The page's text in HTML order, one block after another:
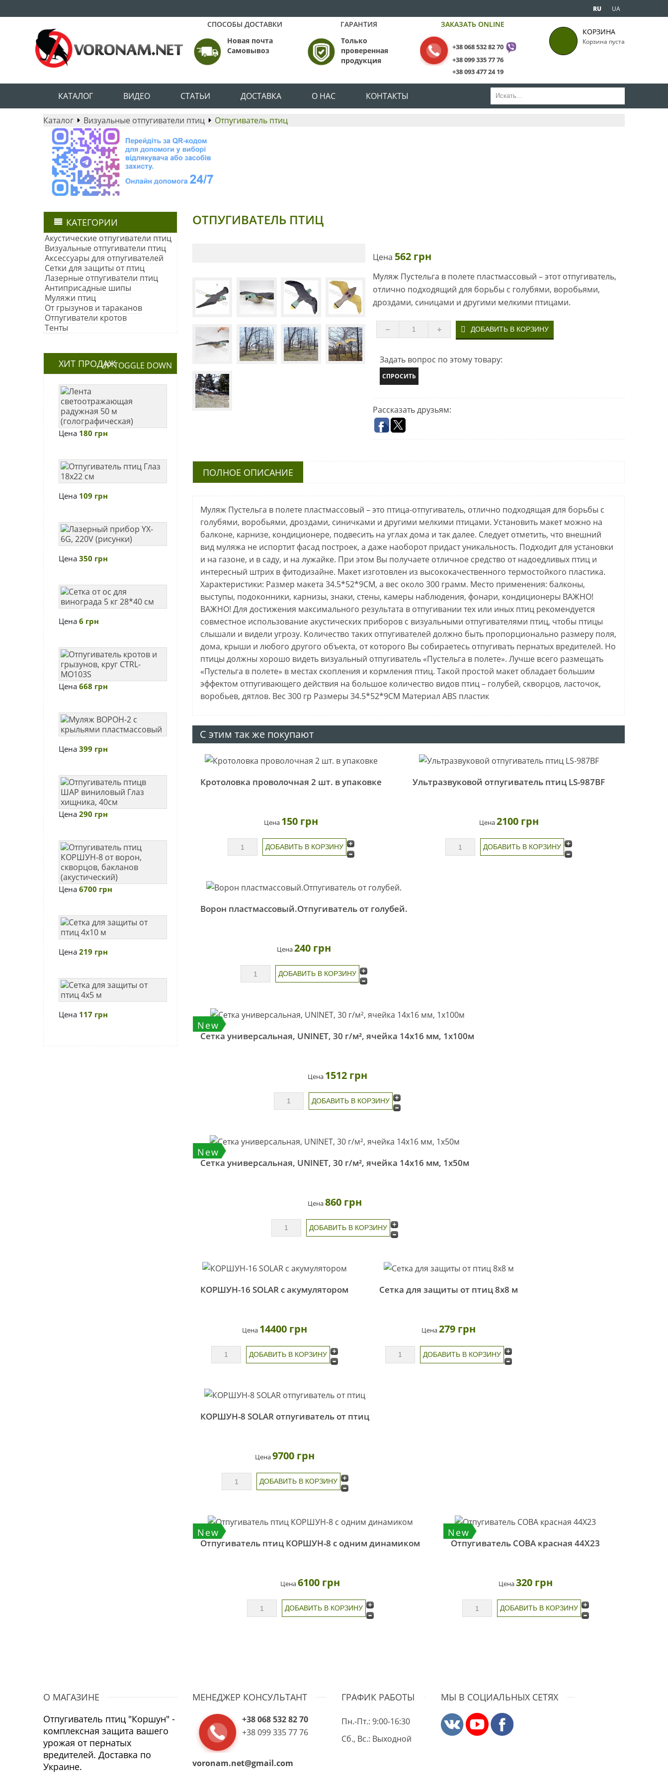
RU UA
СПОСОБЫ ДОСТАВКИ
Новая почта
Самовывоз
ГАРАНТИЯ
Только
проверенная
продукция
ЗАКАЗАТЬ ONLINE
+38 068 532 82 70
+38 099 335 77 76
+38 093 477 24 19
КОРЗИНА
Корзина пуста
КАТАЛОГ ВИДЕО СТАТЬИ ДОСТАВКА О НАС КОНТАКТЫ
Каталог Визуальные отпугиватели птиц Отпугиватель птиц
КАТЕГОРИИ
Акустические отпугиватели птиц
Визуальные отпугиватели птиц
Аксессуары для отпугивателей
Сетки для защиты от птиц
Лазерные отпугиватели птиц
Антиприсадные шипы
Муляжи птиц
От грызунов и тараканов
Отпугиватели кротов
Тенты
ХИТ ПРОДАЖ
UPTOGGLE DOWN
светоотражающая
Цена 180 грн
Цена 109 грн
(рисунки)
Цена 350 грн
винограда
Цена 6 грн
Отпугиватель
грызунов,
MO103S
Цена 668 грн
ВОРОН-2
крыльями
пластмассовый
Цена 399 грн
Отпугиватель
Цена 290 грн
скворцов,
Цена 6700 грн
Цена 219 грн
Цена 117 грн
ОТПУГИВАТЕЛЬ ПТИЦ
Цена 562 грн
Муляж Пустельга в полете пластмассовый – этот отпугиватель,
отлично подходящий для борьбы с голубями, воробьями,
дроздами, синицами и другими мелкими птицами.
Задать вопрос по этому товару:
СПРОСИТЬ
Рассказать друзьям:
ПОЛНОЕ ОПИСАНИЕ
Муляж Пустельга в полете пластмассовый – это птица-отпугиватель, отлично подходящая для борьбы с
голубями, воробьями, дроздами, синичками и другими мелкими птицами. Установить макет можно на
балконе, карнизе, кондиционере, подвесить на углах дома и так далее. Следует отметить, что внешний
вид муляжа не испортит фасад построек, а даже наоборот придаст уникальность. Подходит для установки
и на газоне, и в саду, и на лужайке. При этом Вы получаете отличное средство от надоедливых птиц и
интересный штрих в фитодизайне. Макет изготовлен из высококачественного термостойкого пластика.
Характеристики: Размер макета 34.5*52*9CM, а вес около 300 грамм. Место применения: балконы,
выступы, подоконники, карнизы, знаки, стены, камеры наблюдения, фонари, кондиционеры ВАЖНО!
ВАЖНО! Для достижения максимального результата в отпугивании тех или иных птиц рекомендуется
совместное использование акустических приборов с визуальными отпугивателями птиц, чтобы птицы
слышали и видели угрозу. Количество таких отпугивателей должно быть пропорционально размеру поля,
дома, крыши и любого другого объекта, от которого Вы собираетесь отпугивать пернатых вредителей. Но
птицы должны хорошо видеть визуальный отпугиватель «Пустельга в полете». Лучше всего размещать
«Пустельга в полете» в местах скопления и кормления птиц. Такой простой макет обладает большим
эффектом отпугивающего действия на большое количество видов птиц – голубей, скворцов, ласточок,
воробьев, дятлов. Вес 300 гр Размеры 34.5*52*9CM Материал ABS пластик
С этим так же покупают
Кротоловка проволочная 2 шт. в упаковке
Цена 150 грн
Ультразвуковой отпугиватель птиц LS-987BF
Цена2100 грн
Ворон пластмассовый.Отпугиватель от голубей.
Цена240 грн
New
Сетка универсальная, UNINET, 30 г/м², ячейка 14х16 мм, 1х100м
Цена 1512 грн
New
Сетка универсальная, UNINET, 30 г/м², ячейка 14х16 мм, 1х50м
Цена860 грн
КОРШУН-16 SOLAR с акумулятором
Цена 14400 грн
Сетка для защиты от птиц 8х8 м
Цена279 грн
КОРШУН-8 SOLAR отпугиватель от птиц
Цена9700 грн
New
Отпугиватель птиц КОРШУН-8 с одним динамиком
Цена6100 грн
New
Отпугиватель СОВА красная 44Х23
Цена320 грн
О МАГАЗИНЕ
Отпугиватель птиц "Коршун" -
комплексная защита вашего
урожая от пернатых
вредителей. Доставка по
Украине.
МЕНЕДЖЕР КОНСУЛЬТАНТ
+38 068 532 82 70
+38 099 335 77 76
voronam.net@gmail.com
ГРАФИК РАБОТЫ
Пн.-Пт.: 9:00-16:30
Сб., Вс.: Выходной
МЫ В СОЦИАЛЬНЫХ СЕТЯХ